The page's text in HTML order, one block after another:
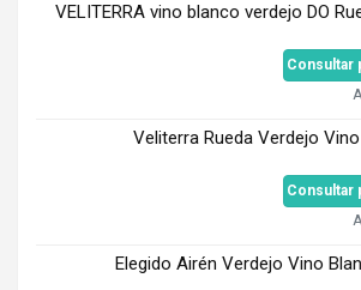
VELITERRA vino blanco verdejo DO
Consultar
Veliterra Rueda Verdejo Vino
Consultar
Elegido Airén Verdejo Vino